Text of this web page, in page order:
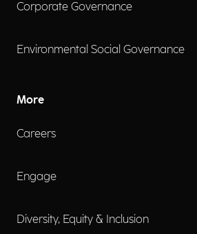
Corporate Governance
Environmental Social Governance
More
Careers
Engage
Diversity, Equity & Inclusion